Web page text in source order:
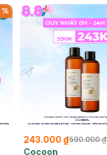
%
243.000 ₫590.000 ₫
Cocoon